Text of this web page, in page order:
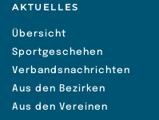
AKTUELLES
Übersicht
Sportgeschehen
Verbandsnachrichten
Aus den Bezirken
Aus den Vereinen